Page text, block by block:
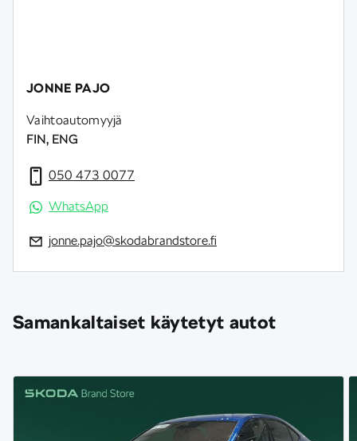
JONNE PAJO
Vaihtoautomyyjä
FIN, ENG
050 473 0077
WhatsApp
jonne.pajo@skodabrandstore.fi
Samankaltaiset käytetyt autot